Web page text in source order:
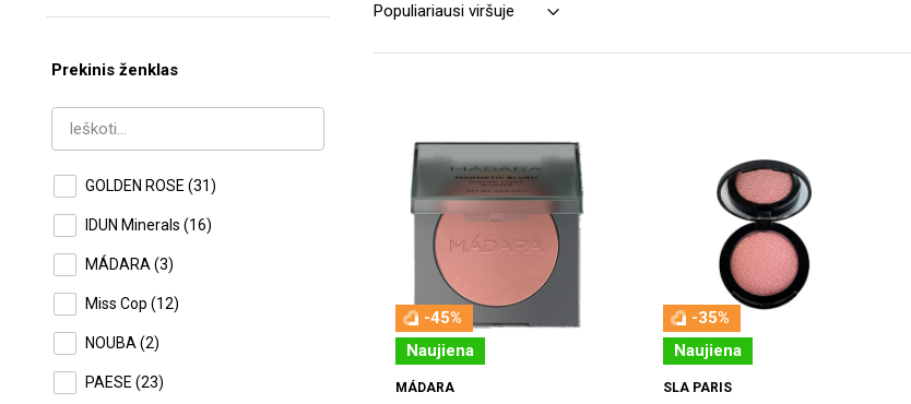
Prekinis ženklas
GOLDEN ROSE (31)
IDUN Minerals (16)
MÁDARA (3)
Miss Cop (12)
NOUBA (2)
PAESE (23)
-45%
Naujiena
MÁDARA
-35%
Naujiena
SLA PARIS